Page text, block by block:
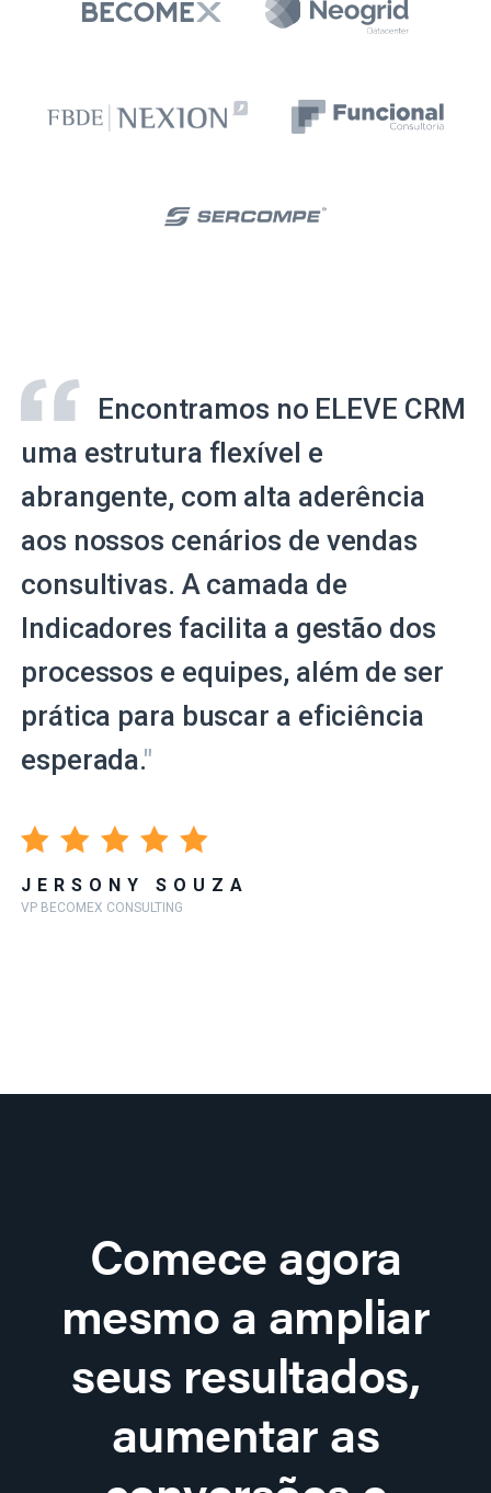
Encontramos no ELEVE CRM
uma estrutura flexível e
abrangente, com alta aderência
aos nossos cenários de vendas
consultivas. A camada de
Indicadores facilita a gestão dos
processos e equipes, além de ser
prática para buscar a eficiência
esperada."
JERSONY SOUZA
VP BECOMEX CONSULTING
Comece agora
mesmo a ampliar
seus resultados,
aumentar as